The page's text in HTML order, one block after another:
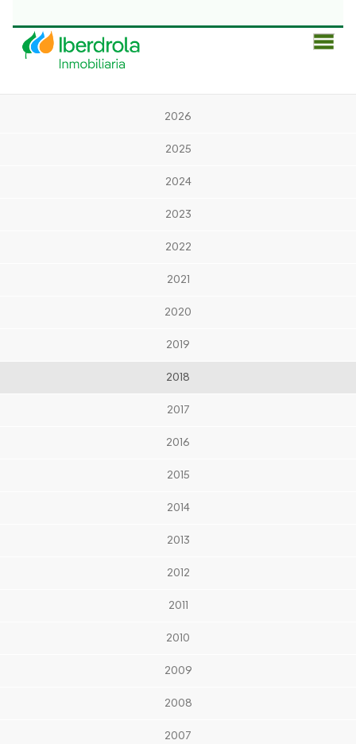
2026
2025
2024
2023
2022
2021
2020
2019
2018
2017
2016
2015
2014
2013
2012
2011
2010
2009
2008
2007